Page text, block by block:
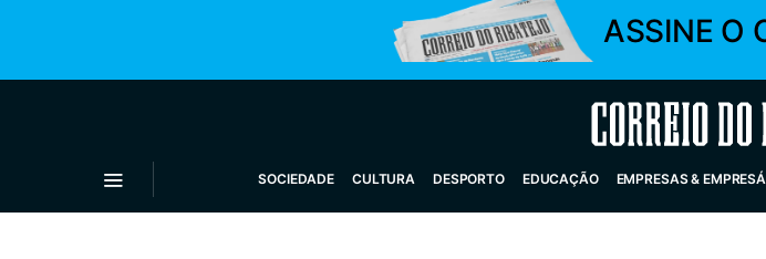
ASSINE O
Correio do
SOCIEDADE CULTURA DESPORTO EDUCAÇÃO EMPRESAS &